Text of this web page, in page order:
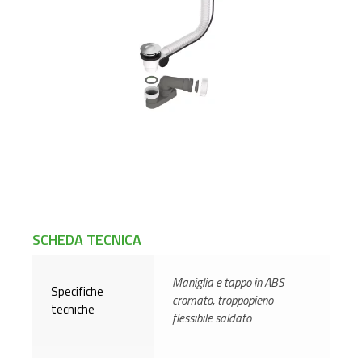
SCHEDA TECNICA
Specifiche
tecniche
Maniglia e tappo in ABS
cromato, troppopieno
flessibile saldato